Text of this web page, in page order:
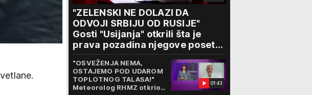
"ZELENSKI NE DOLAZI DA
ODVOJI SRBIJU OD RUSIJE"
Gosti "Usijanja" otkrili šta je
prava pozadina njegove posete
Beogradu
01:43
"OSVEŽENJA NEMA,
OSTAJEMO POD UDAROM
TOPLOTNOG TALASA!"
Meteorolog RHMZ otkrio